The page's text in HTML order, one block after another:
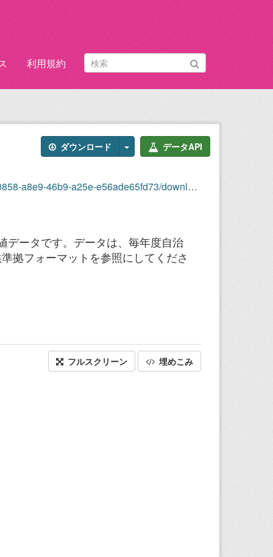
利用規約
ダウンロード データAPI
a25e-e56ade65fd73/download/yugaitaiki-.xlsx
データです。データは、毎年度自治
拠フォーマットを参照にしてくださ
フルスクリーン 埋めこみ